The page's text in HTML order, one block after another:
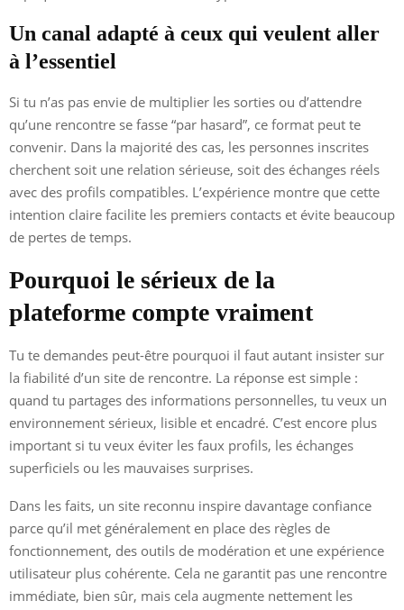
Un canal adapté à ceux qui veulent aller
à l’essentiel
Si tu n’as pas envie de multiplier les sorties ou d’attendre
qu’une rencontre se fasse “par hasard”, ce format peut te
convenir. Dans la majorité des cas, les personnes inscrites
cherchent soit une relation sérieuse, soit des échanges réels
avec des profils compatibles. L’expérience montre que cette
intention claire facilite les premiers contacts et évite beaucoup
de pertes de temps.
Pourquoi le sérieux de la
plateforme compte vraiment
Tu te demandes peut-être pourquoi il faut autant insister sur
la fiabilité d’un site de rencontre. La réponse est simple :
quand tu partages des informations personnelles, tu veux un
environnement sérieux, lisible et encadré. C’est encore plus
important si tu veux éviter les faux profils, les échanges
superficiels ou les mauvaises surprises.
Dans les faits, un site reconnu inspire davantage confiance
parce qu’il met généralement en place des règles de
fonctionnement, des outils de modération et une expérience
utilisateur plus cohérente. Cela ne garantit pas une rencontre
immédiate, bien sûr, mais cela augmente nettement les